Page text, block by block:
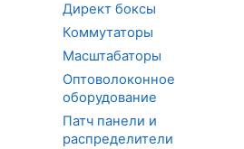
Директ боксы
Коммутаторы
Масштабаторы
Оптоволоконное
оборудование
Патч панели и
распределители